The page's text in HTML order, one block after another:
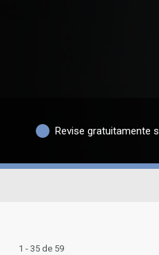
Revise gratuitamente
1 - 35 de 59